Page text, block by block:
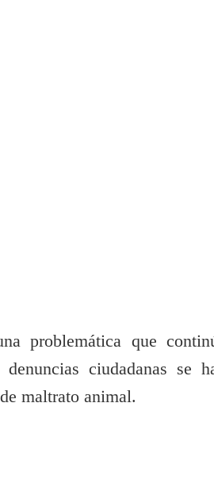
problemática que
ciudadanas se
maltrato animal.